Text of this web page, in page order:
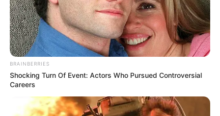
BRAINBERRIES
Shocking Turn Of Event: Actors Who Pursued Controversial
Careers